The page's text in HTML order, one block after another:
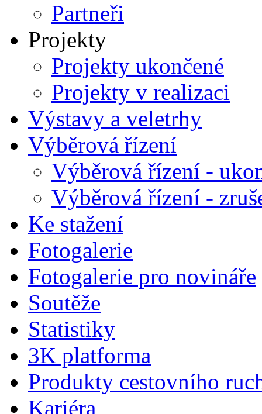
Partneři
Projekty
Projekty ukončené
Projekty v realizaci
Výstavy a veletrhy
Výběrová řízení
Výběrová řízení -
Výběrová řízení -
Ke stažení
Fotogalerie
Fotogalerie pro novináře
Soutěže
Statistiky
3K platforma
Produkty cestovního
Kariéra